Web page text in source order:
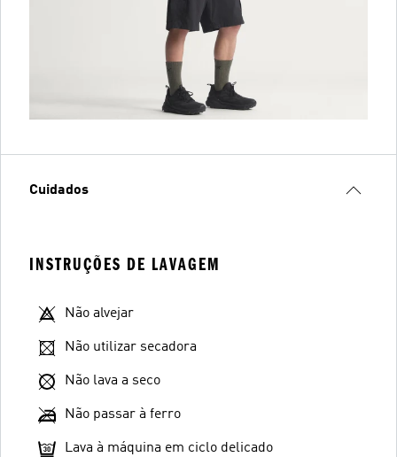
Cuidados
INSTRUÇÕES DE LAVAGEM
Não alvejar
Não utilizar secadora
Não lava a seco
Não passar à ferro
Lava à máquina em ciclo delicado